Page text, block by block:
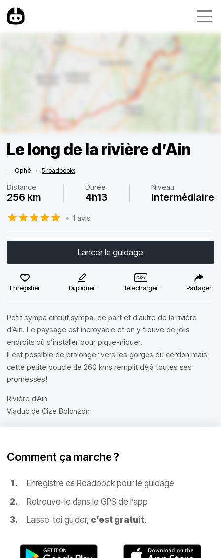
Le long de la rivière d’Ain
Ophé • 5 roadbooks
Distance
256 km
Durée
4h13
Niveau
Intermédiaire
• 1 avis
Lancer le guidage
Enregistrer Dupliquer Télécharger Partager
Petit sympa circuit sympa, de part et d’autre de la rivière
d’Ain. Le paysage est incroyable et on y trouve de jolis
endroits où s’installer pour pique-niquer.
Il est possible de prolonger vers les gorges du cerdon mais
cette petite boucle de 260 kms remplit déjà toutes ses
promesses!
Rivière d’Ain
Viaduc de Cize Bolonzon
Comment ça marche ?
Enregistre ce Roadbook pour le guidage
Retrouve-le dans le GPS de l’app
Laisse-toi guider, c’est gratuit.